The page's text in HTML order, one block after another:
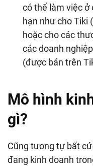
có thể làm việc ở
hạn như cho Tiki
hoặc cho các
các doanh
(được bán trên
Mô hình
gì?
Cũng tương tự bất
đang kinh doanh